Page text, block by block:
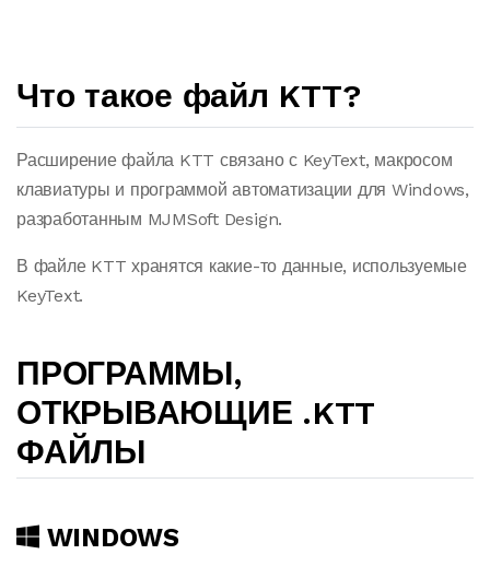
Что такое файл KTT?
Расширение файла KTT связано с KeyText, макросом
клавиатуры и программой автоматизации для Windows,
разработанным MJMSoft Design.
В файле KTT хранятся какие-то данные, используемые
KeyText.
ПРОГРАММЫ,
ОТКРЫВАЮЩИЕ .KTT
ФАЙЛЫ
WINDOWS